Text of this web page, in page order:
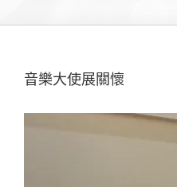
音樂大使展關懷